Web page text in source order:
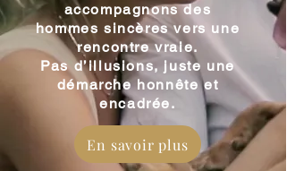
accompagnons des
hommes sincères vers une
rencontre vraie.
Pas d’illusions, juste une
démarche honnête et
encadrée.
En savoir plus